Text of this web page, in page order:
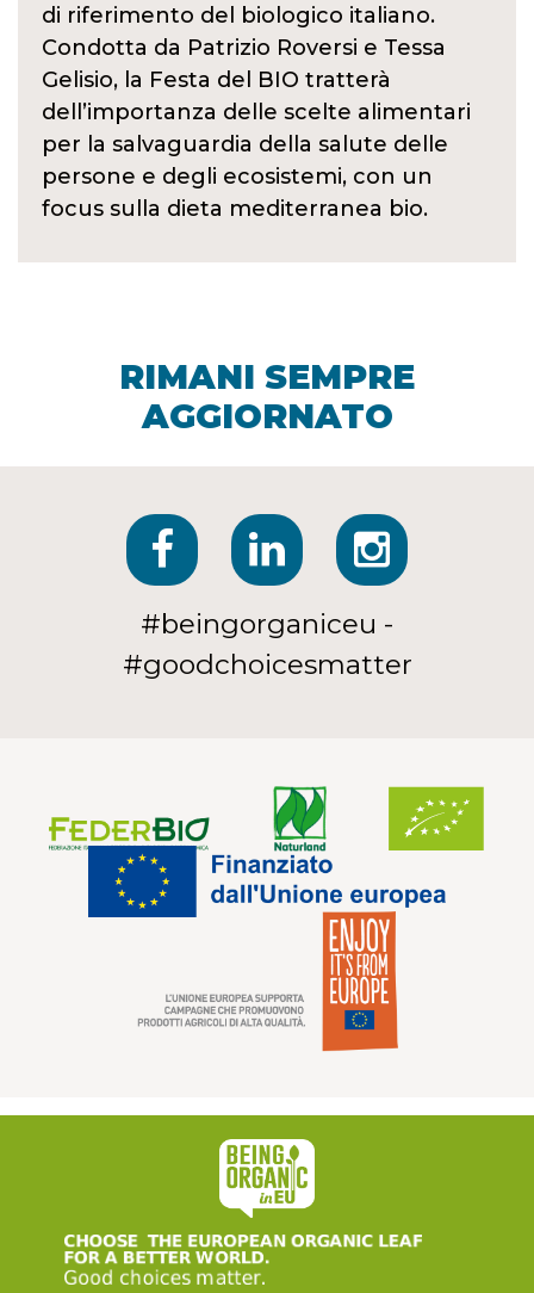
di riferimento del biologico italiano.
Condotta da Patrizio Roversi e Tessa
Gelisio, la Festa del BIO tratterà
dell’importanza delle scelte alimentari
per la salvaguardia della salute delle
persone e degli ecosistemi, con un
focus sulla dieta mediterranea bio.
RIMANI SEMPRE
AGGIORNATO
#beingorganiceu -
#goodchoicesmatter